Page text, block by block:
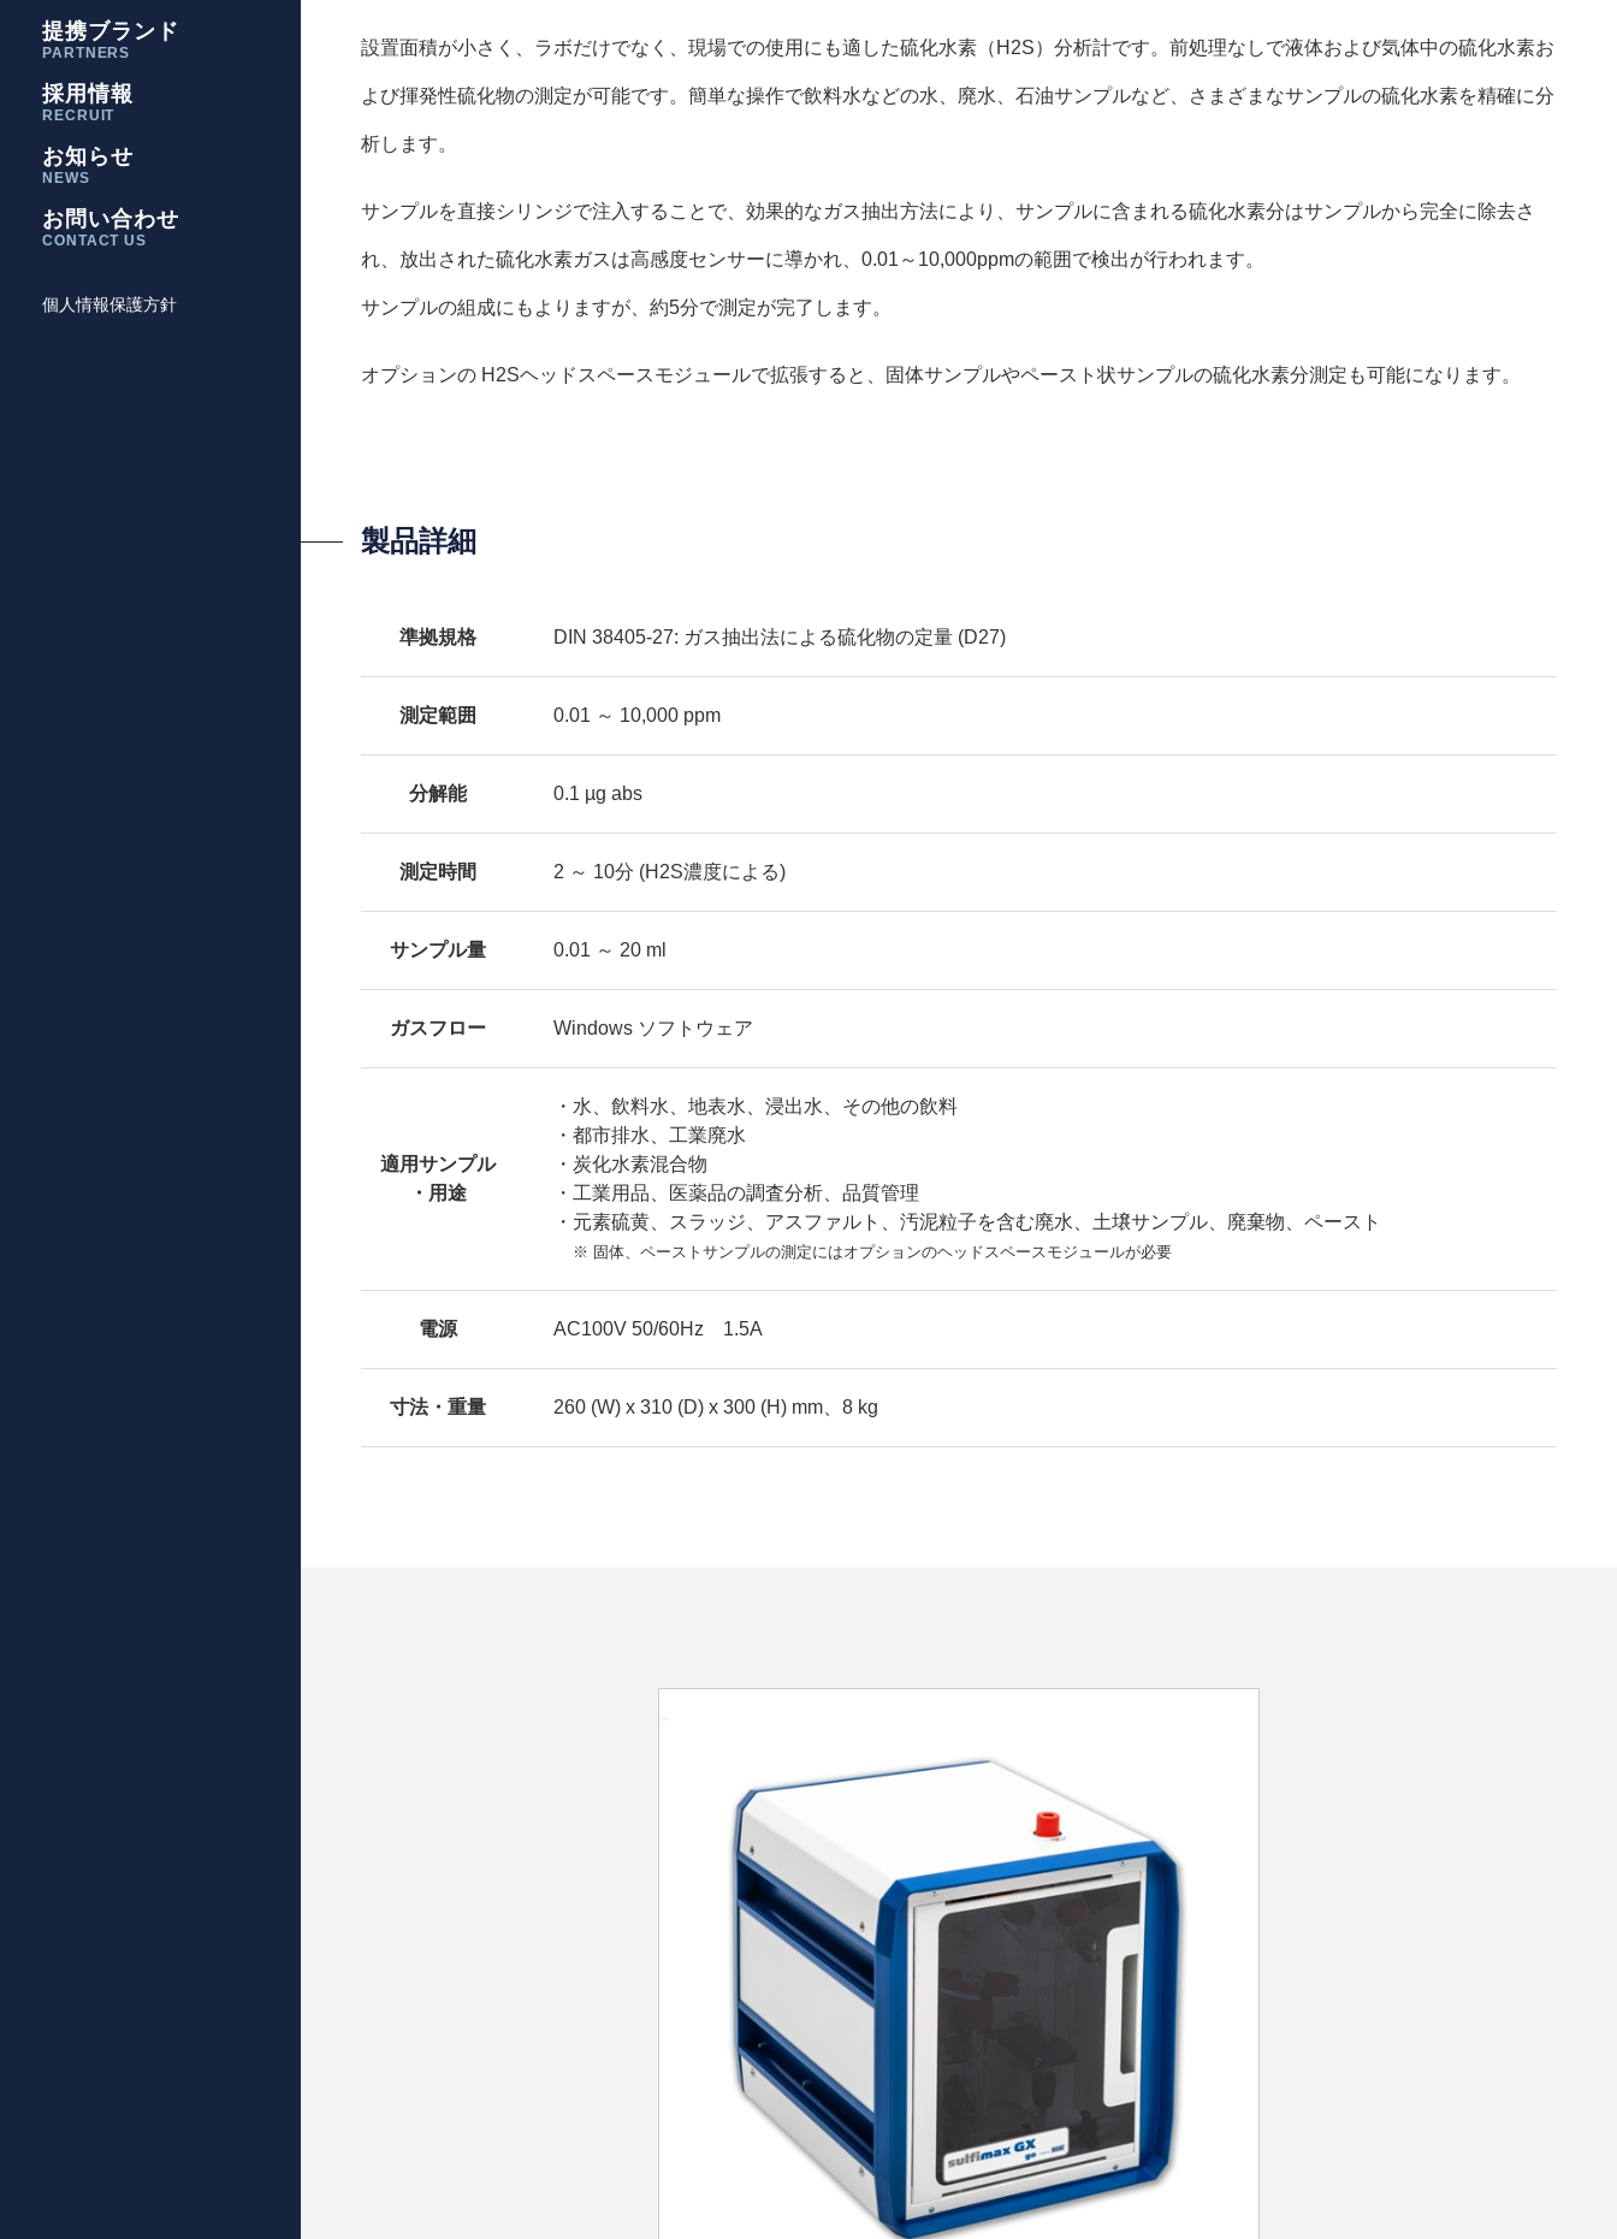
提携ブランド
PARTNERS
採用情報
RECRUIT
お知らせ
NEWS
お問い合わせ
CONTACT US
個人情報保護方針
設置面積が小さく、ラボだけでなく、現場での使用にも適した硫化水素（H2S）分析計です。前処理なしで液体および気体中の硫化水素お
よび揮発性硫化物の測定が可能です。簡単な操作で飲料水などの水、廃水、石油サンプルなど、さまざまなサンプルの硫化水素を精確に分
析します。
サンプルを直接シリンジで注入することで、効果的なガス抽出方法により、サンプルに含まれる硫化水素分はサンプルから完全に除去さ
れ、放出された硫化水素ガスは高感度センサーに導かれ、0.01～10,000ppmの範囲で検出が行われます。
サンプルの組成にもよりますが、約5分で測定が完了します。
オプションの H2Sヘッドスペースモジュールで拡張すると、固体サンプルやペースト状サンプルの硫化水素分測定も可能になります。
製品詳細
準拠規格 DIN 38405-27: ガス抽出法による硫化物の定量 (D27)
測定範囲 0.01 ～ 10,000 ppm
分解能 0.1 µg abs
測定時間 2 ～ 10分 (H2S濃度による)
サンプル量 0.01 ～ 20 ml
ガスフロー Windows ソフトウェア
適用サンプル
・用途
・水、飲料水、地表水、浸出水、その他の飲料
・都市排水、工業廃水
・炭化水素混合物
・工業用品、医薬品の調査分析、品質管理
・元素硫黄、スラッジ、アスファルト、汚泥粒子を含む廃水、土壌サンプル、廃棄物、ペースト
※ 固体、ペーストサンプルの測定にはオプションのヘッドスペースモジュールが必要
電源 AC100V 50/60Hz 1.5A
寸法・重量 260 (W) x 310 (D) x 300 (H) mm、8 kg